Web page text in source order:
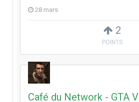
2
POINTS
28 mars
Café du Network - GTA VI